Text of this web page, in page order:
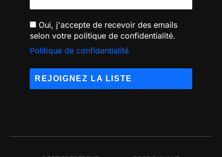
Oui, j'accepte de recevoir des emails
selon votre politique de confidentialité.
Politique de confidentialité